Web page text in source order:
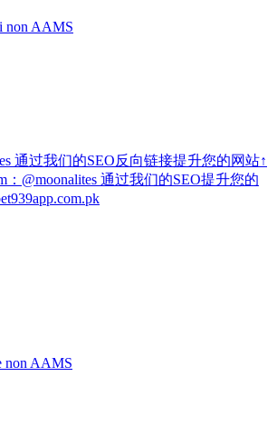
non AAMS
通过我们的SEO反向链接提升您的网站↑
：@moonalites 通过我们的SEO提升您的
non AAMS